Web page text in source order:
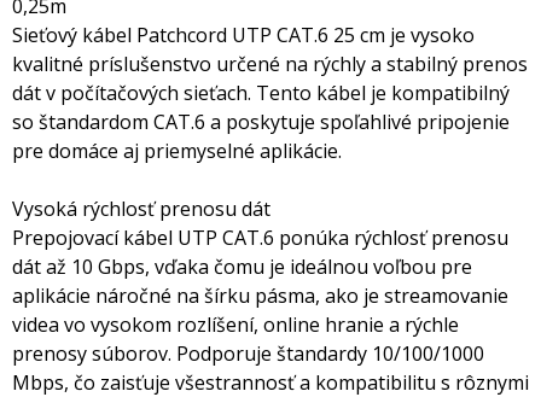
0,25m
Sieťový kábel Patchcord UTP CAT.6 25 cm je vysoko
kvalitné príslušenstvo určené na rýchly a stabilný prenos
dát v počítačových sieťach. Tento kábel je kompatibilný
so štandardom CAT.6 a poskytuje spoľahlivé pripojenie
pre domáce aj priemyselné aplikácie.
Vysoká rýchlosť prenosu dát
Prepojovací kábel UTP CAT.6 ponúka rýchlosť prenosu
dát až 10 Gbps, vďaka čomu je ideálnou voľbou pre
aplikácie náročné na šírku pásma, ako je streamovanie
videa vo vysokom rozlíšení, online hranie a rýchle
prenosy súborov. Podporuje štandardy 10/100/1000
Mbps, čo zaisťuje všestrannosť a kompatibilitu s rôznymi